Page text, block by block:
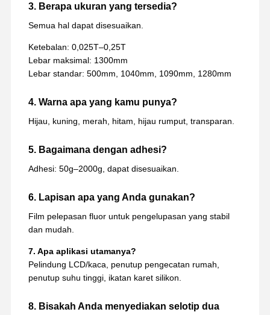
3. Berapa ukuran yang tersedia?
Semua hal dapat disesuaikan.
Ketebalan: 0,025T–0,25T
Lebar maksimal: 1300mm
Lebar standar: 500mm, 1040mm, 1090mm, 1280mm
4. Warna apa yang kamu punya?
Hijau, kuning, merah, hitam, hijau rumput, transparan.
5. Bagaimana dengan adhesi?
Adhesi: 50g–2000g, dapat disesuaikan.
6. Lapisan apa yang Anda gunakan?
Film pelepasan fluor untuk pengelupasan yang stabil
dan mudah.
7. Apa aplikasi utamanya?
Pelindung LCD/kaca, penutup pengecatan rumah,
penutup suhu tinggi, ikatan karet silikon.
8. Bisakah Anda menyediakan selotip dua